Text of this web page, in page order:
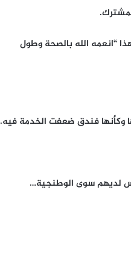
“انعمه الله بالصحة وطول
وكأنها فندق ضعفت الخدمة فيه.
لديهم سوى الوطنجية…